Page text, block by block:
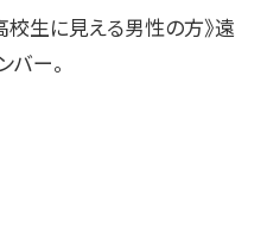
生に見える男性の方》遠
バー。